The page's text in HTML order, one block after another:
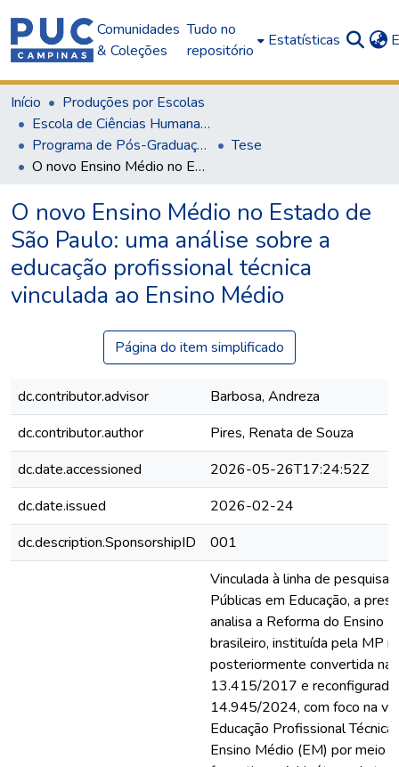
Comunidades
& Coleções
Tudo no
repositório
Estatísticas
Início
Produções por Escolas
Escola de Ciências Humanas, Jurídicas e Sociais
Programa de Pós-Graduação em Educação
Tese
O novo Ensino Médio no Estado de São Paulo: uma análise sobre a educação profissional técnica vinculada ao Ensino Médio
O novo Ensino Médio no Estado de
São Paulo: uma análise sobre a
educação profissional técnica
vinculada ao Ensino Médio
Página do item simplificado
dc.contributor.advisor
Barbosa, Andreza
dc.contributor.author
Pires, Renata de Souza
dc.date.accessioned
2026-05-26T17:24:52Z
dc.date.issued
2026-02-24
dc.description.SponsorshipID
001
Vinculada à linha de pesquisa
Públicas em Educação, a
analisa a Reforma do Ensino
brasileiro, instituída pela MP
posteriormente convertida na
13.415/2017 e reconfigurada
14.945/2024, com foco na
Educação Profissional
Ensino Médio (EM) por meio